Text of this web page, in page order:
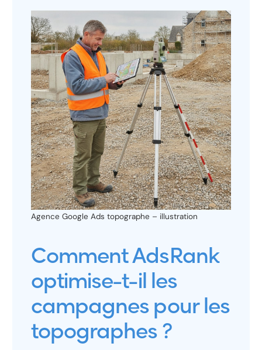
Agence Google Ads topographe – illustration
Comment AdsRank
optimise-t-il les
campagnes pour les
topographes ?